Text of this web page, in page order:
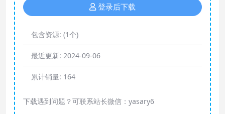
登录后下载
包含资源: (1个)
最近更新: 2024-09-06
累计销量: 164
下载遇到问题？可联系站长微信：yasary6